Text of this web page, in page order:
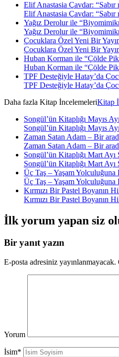
Elif Anastasia Çavdar: “Sabır
Elif Anastasia Çavdar: “Sabır
Yağız Derolur ile
Yağız Derolur ile
Çocuklara Özel Yeni Bir
Çocuklara Özel Yeni Bir
Huban Korman ile “Çölde
Huban Korman ile “Çölde
TPF Desteğiyle Hatay’da
TPF Desteğiyle Hatay’da
Daha fazla Kitap İncelemeleriKitap
Songül’ün Kitaplığı Mayıs
Songül’ün Kitaplığı Mayıs
Zaman Satan Adam – Bir
Zaman Satan Adam – Bir
Songül’ün Kitaplığı Mart Ayı
Songül’ün Kitaplığı Mart Ayı
Üç Taş – Yaşam Yolculuğuna
Üç Taş – Yaşam Yolculuğuna
Kırmızı Bir Pastel Boyanın
Kırmızı Bir Pastel Boyanın
İlk yorum yapan siz
Bir yanıt yazın
E-posta adresiniz yayınlanmayacak.
Yorum
İsim*